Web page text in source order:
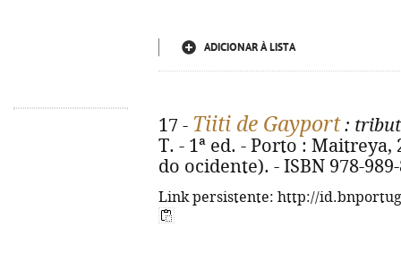
ADICIONAR À LISTA
17 - Tiiti de Gayport:
T. - 1ª ed. - Porto : Maitreya,
do ocidente). - ISBN 978-
Link persistente: http://